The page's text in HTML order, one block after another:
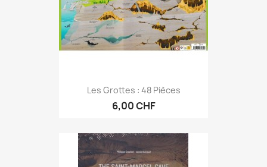
Les Grottes : 48 Pièces
6,00 CHF